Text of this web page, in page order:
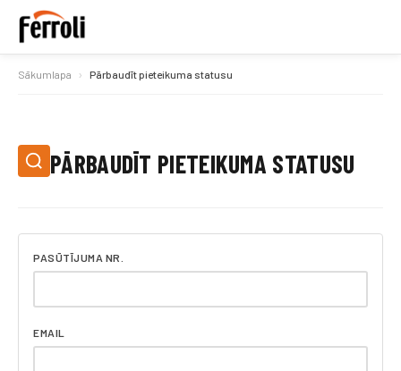
Sākumlapa Pārbaudīt pieteikuma statusu
PĀRBAUDĪT PIETEIKUMA STATUSU
PASŪTĪJUMA NR.
EMAIL